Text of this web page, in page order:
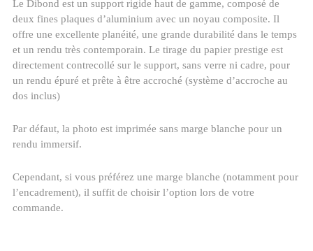
Le Dibond est un support rigide haut de gamme, composé de
deux fines plaques d’aluminium avec un noyau composite. Il
offre une excellente planéité, une grande durabilité dans le temps
et un rendu très contemporain. Le tirage du papier prestige est
directement contrecollé sur le support, sans verre ni cadre, pour
un rendu épuré et prête à être accroché (système d’accroche au
dos inclus)
Par défaut, la photo est imprimée sans marge blanche pour un
rendu immersif.
Cependant, si vous préférez une marge blanche (notamment pour
l’encadrement), il suffit de choisir l’option lors de votre
commande.